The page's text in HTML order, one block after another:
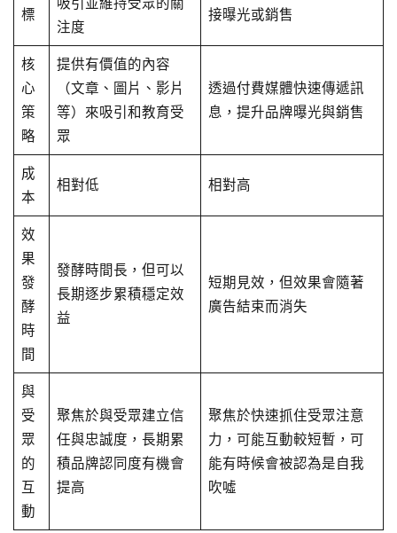
標
注度
接曝光或銷售
核
心
策
略
提供有價值的內容
（文章、圖片、影片
等）來吸引和教育受
眾
透過付費媒體快速傳遞訊
息，提升品牌曝光與銷售
成
本
相對低 相對高
效
果
發
酵
時
間
發酵時間長，但可以
長期逐步累積穩定效
益
短期見效，但效果會隨著
廣告結束而消失
與
受
眾
的
互
動
聚焦於與受眾建立信
任與忠誠度，長期累
積品牌認同度有機會
提高
聚焦於快速抓住受眾注意
力，可能互動較短暫，可
能有時候會被認為是自我
吹噓